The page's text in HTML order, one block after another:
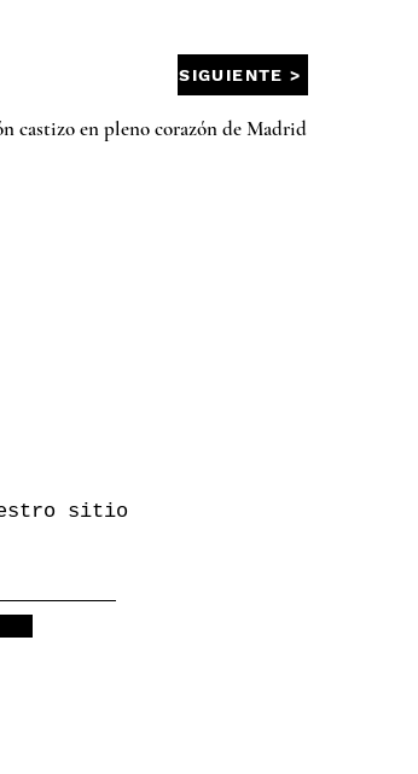
SIGUIENTE >
castizo en pleno corazón de Madrid
sitio